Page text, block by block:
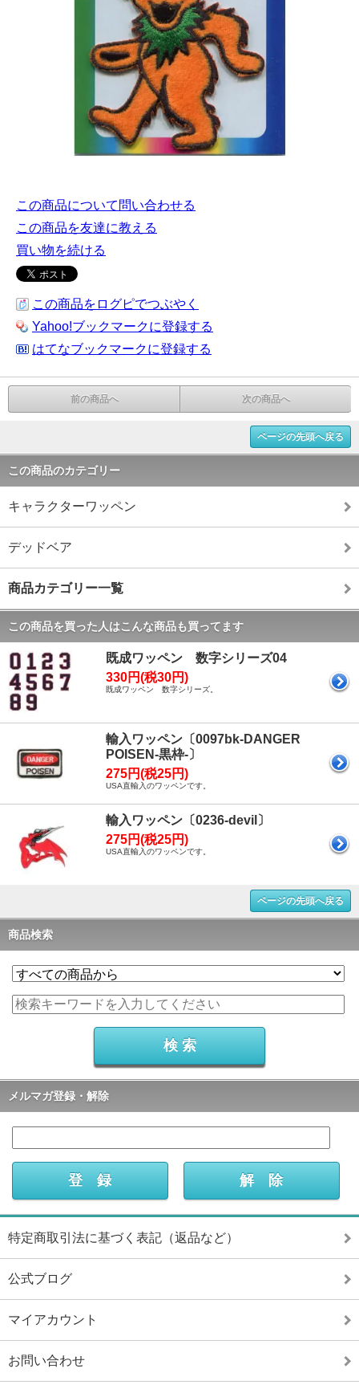
この商品について問い合わせる
この商品を友達に教える
買い物を続ける
この商品をログピでつぶやく
Yahoo!ブックマークに登録する
はてなブックマークに登録する
前の商品へ 次の商品へ
ページの先頭へ戻る
この商品のカテゴリー
キャラクターワッペン
デッドベア
商品カテゴリー一覧
この商品を買った人はこんな商品も買ってます
既成ワッペン 数字シリーズ04
330円(税30円)
既成ワッペン 数字シリーズ。
輸入ワッペン〔0097bk-DANGER
POISEN-黒枠-〕
275円(税25円)
USA直輸入のワッペンです。
輸入ワッペン〔0236-devil〕
275円(税25円)
USA直輸入のワッペンです。
ページの先頭へ戻る
商品検索
メルマガ登録・解除
特定商取引法に基づく表記（返品など）
公式ブログ
マイアカウント
お問い合わせ